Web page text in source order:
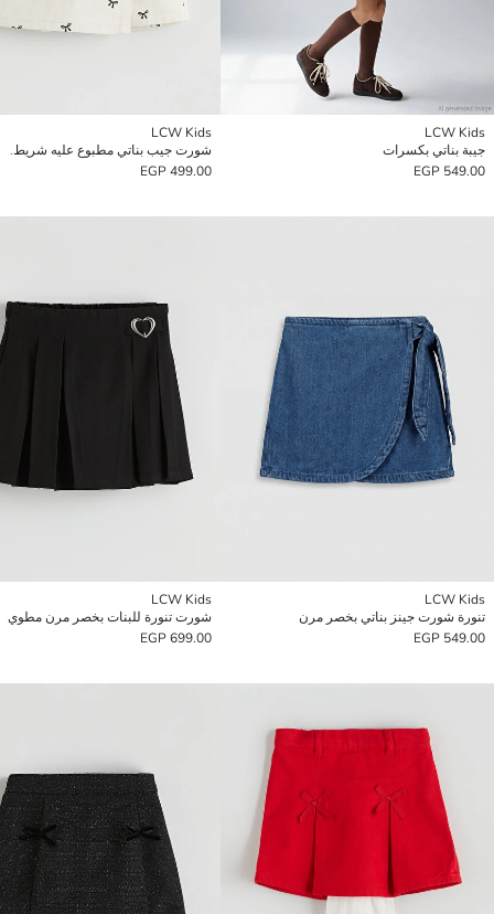
LCW Kids
جيبة بناتي بكسرات
549.00 EGP
LCW Kids
شورت جيب بناتي مطبوع عليه شريط.
499.00 EGP
LCW Kids
تنورة شورت جينز بناتي بخصر مرن
549.00 EGP
LCW Kids
شورت تنورة للبنات بخصر مرن مطوي
699.00 EGP